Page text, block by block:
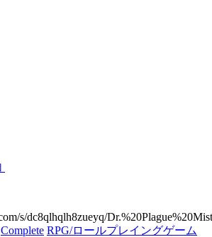
s/dc8qlhqlh8zueyq/
Complete RPG/ロールプレイングゲーム